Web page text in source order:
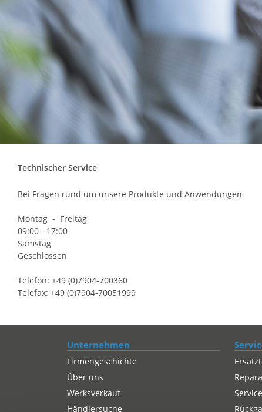
Technischer Service
Bei Fragen rund um unsere Produkte und Anwendungen
Montag - Freitag
09:00 - 17:00
Samstag
Geschlossen
Telefon: +49 (0)7904-700360
Telefax: +49 (0)7904-70051999
Unternehmen
Firmengeschichte
Über uns
Werksverkauf
Händlersuche